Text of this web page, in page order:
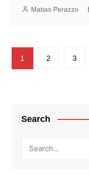
Matias Perazzo
Paginación
de
1 2 3
Search